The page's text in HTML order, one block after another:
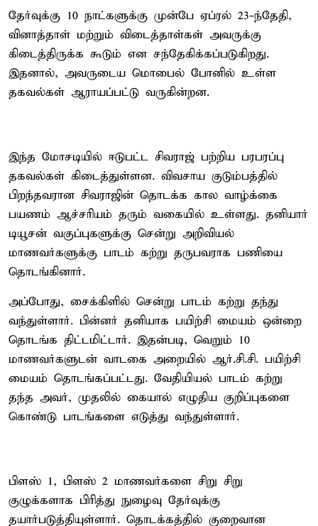
தேர்வுக்கு 10 நாட்களுக்கு முன்பே ஏப்ரல் 23-ந்தேதி,
வினாத்தாள் மற்றும் விடைத்தாள்கள் அவருக்கு
கிடைத்திருக்க கூடும் என சந்தேகிக்கப்படுகிறது.
இதனால், அவருடைய மொபைல் போனில் உள்ள
தகவல்கள் ஆராயப்பட்டு வருகின்றன.
இந்த மோசடியில் ஈடுபட்ட சிவராஜ் பற்றிய பரபரப்பு
தகவல்கள் கிடைத்துள்ளன. விவசாய குடும்பத்தில்
பிறந்தவரான சிவராஜின் தொடக்க கால வாழ்க்கை
பயணம் ஆச்சரியம் தரும் வகையில் உள்ளது. தனியார்
டியூசன் வகுப்புகளுக்கு சென்று அறிவியல்
மாணவர்களுக்கு பாடம் கற்று தருபவராக பணியை
தொடங்கினார்.
அப்போது, சைக்கிளில் சென்று பாடம் கற்று தந்து
வந்துள்ளார். பின்னர் தனியாக பயிற்சி மையம் ஒன்றை
தொடங்க திட்டமிட்டார். இதன்படி, வெறும் 10
மாணவர்களுடன் வாடகை அறையில் ஆர்.சி.சி. பயிற்சி
மையம் தொடங்கப்பட்டது. வேதியியல் பாடம் கற்று
தந்த அவர், முதலில் கையால் எழுதிய குறிப்புகளை
கொண்டு பாடங்களை எடுத்து வந்துள்ளார்.
பிளஸ் 1, பிளஸ் 2 மாணவர்களை சிறு சிறு
குழுக்களாக பிரித்து நுழைவு தேர்வுக்கு
தயார்படுத்தியுள்ளார். தொடக்கத்தில் குறைவான